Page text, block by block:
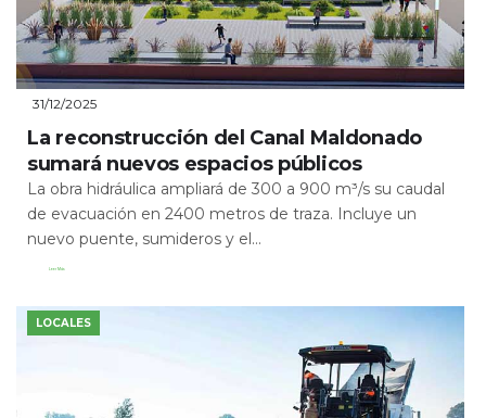
31/12/2025
La reconstrucción del Canal Maldonado
sumará nuevos espacios públicos
La obra hidráulica ampliará de 300 a 900 m³/s su caudal
de evacuación en 2400 metros de traza. Incluye un
nuevo puente, sumideros y el...
Leer Más
LOCALES